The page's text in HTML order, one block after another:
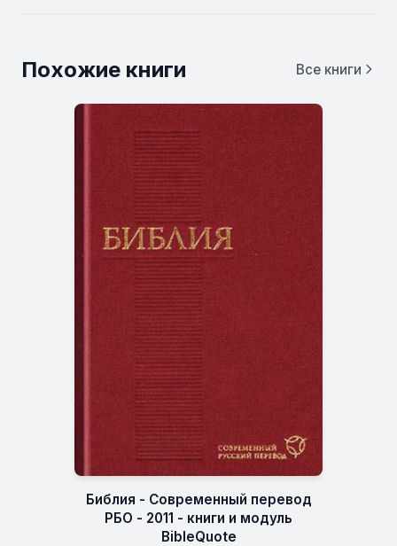
Похожие книги Все книги
Библия - Современный перевод
РБО - 2011 - книги и модуль
BibleQuote